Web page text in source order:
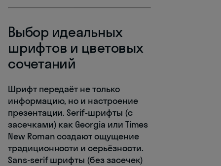
Выбор идеальных
шрифтов и цветовых
сочетаний
Шрифт передаёт не только
информацию, но и настроение
презентации. Serif-шрифты (с
засечками) как Georgia или Times
New Roman создают ощущение
традиционности и серьёзности.
Sans-serif шрифты (без засечек)